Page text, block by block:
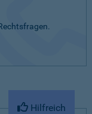
Hilfreich